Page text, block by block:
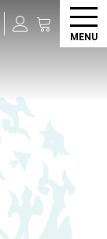
MENU